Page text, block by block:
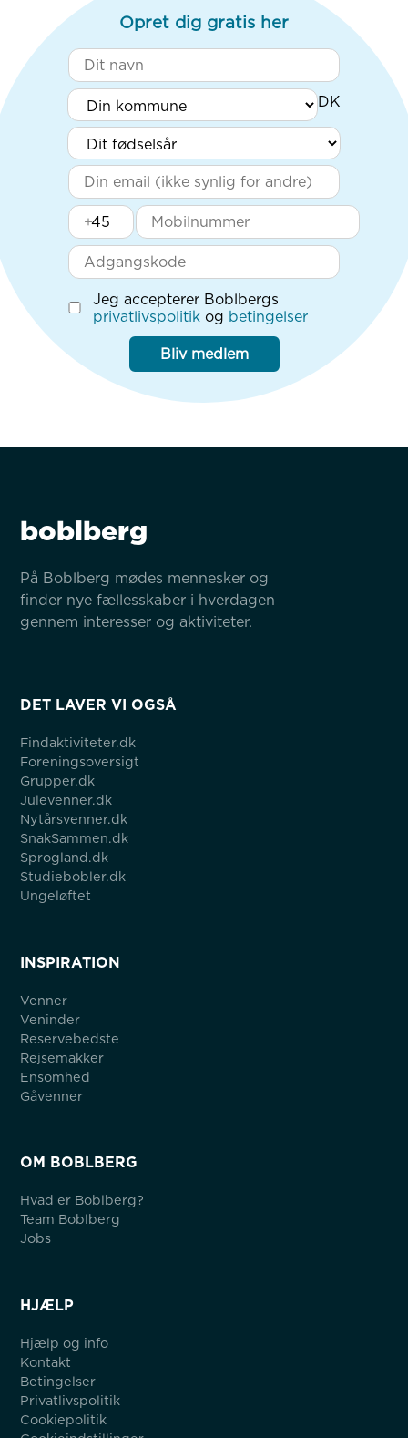
Opret dig gratis her
+
Jeg accepterer Boblbergs
privatlivspolitik og betingelser
Bliv medlem
boblberg
På Boblberg mødes mennesker og
finder nye fællesskaber i hverdagen
gennem interesser og aktiviteter.
DET LAVER VI OGSÅ
Findaktiviteter.dk
Foreningsoversigt
Grupper.dk
Julevenner.dk
Nytårsvenner.dk
SnakSammen.dk
Sprogland.dk
Studiebobler.dk
Ungeløftet
INSPIRATION
Venner
Veninder
Reservebedste
Rejsemakker
Ensomhed
Gåvenner
OM BOBLBERG
Hvad er Boblberg?
Team Boblberg
Jobs
HJÆLP
Hjælp og info
Kontakt
Betingelser
Privatlivspolitik
Cookiepolitik